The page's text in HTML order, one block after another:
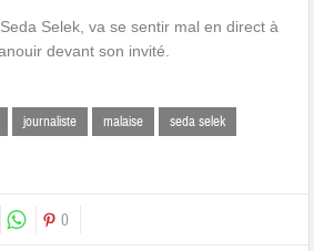
Selek, va se sentir mal en direct à
devant son invité.
journaliste malaise
seda selek
0